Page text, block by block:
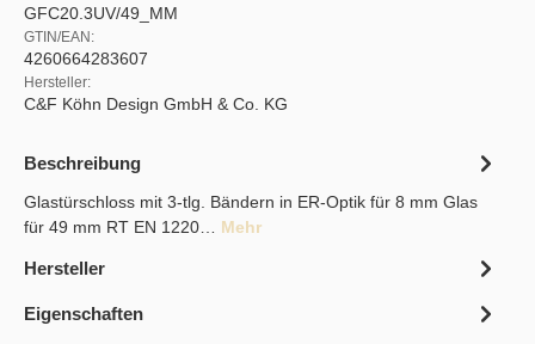
GFC20.3UV/49_MM
GTIN/EAN:
4260664283607
Hersteller:
C&F Köhn Design GmbH & Co. KG
Beschreibung
Glastürschloss mit 3-tlg. Bändern in ER-Optik für 8 mm Glas
für 49 mm RT EN 1220… Mehr
Hersteller
Eigenschaften